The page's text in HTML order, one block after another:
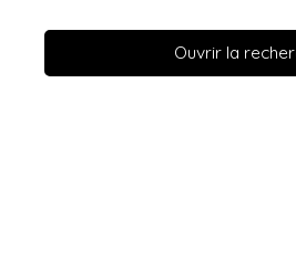
Ouvrir la